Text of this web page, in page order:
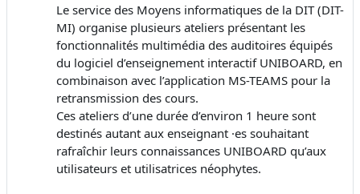
Le service des Moyens informatiques de la DIT (DIT-
MI) organise plusieurs ateliers présentant les
fonctionnalités multimédia des auditoires équipés
du logiciel d’enseignement interactif UNIBOARD, en
combinaison avec l’application MS-TEAMS pour la
retransmission des cours.
Ces ateliers d’une durée d’environ 1 heure sont
destinés autant aux enseignant ·es souhaitant
rafraîchir leurs connaissances UNIBOARD qu’aux
utilisateurs et utilisatrices néophytes.